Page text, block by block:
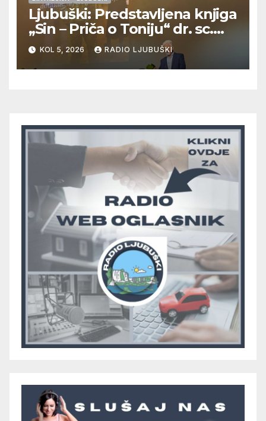
Ljubuški: Predstavljena knjiga
„Sin – Priča o Toniju“ dr. sc.
Zdenka Hercega
KOL 5, 2026 RADIO LJUBUŠKI